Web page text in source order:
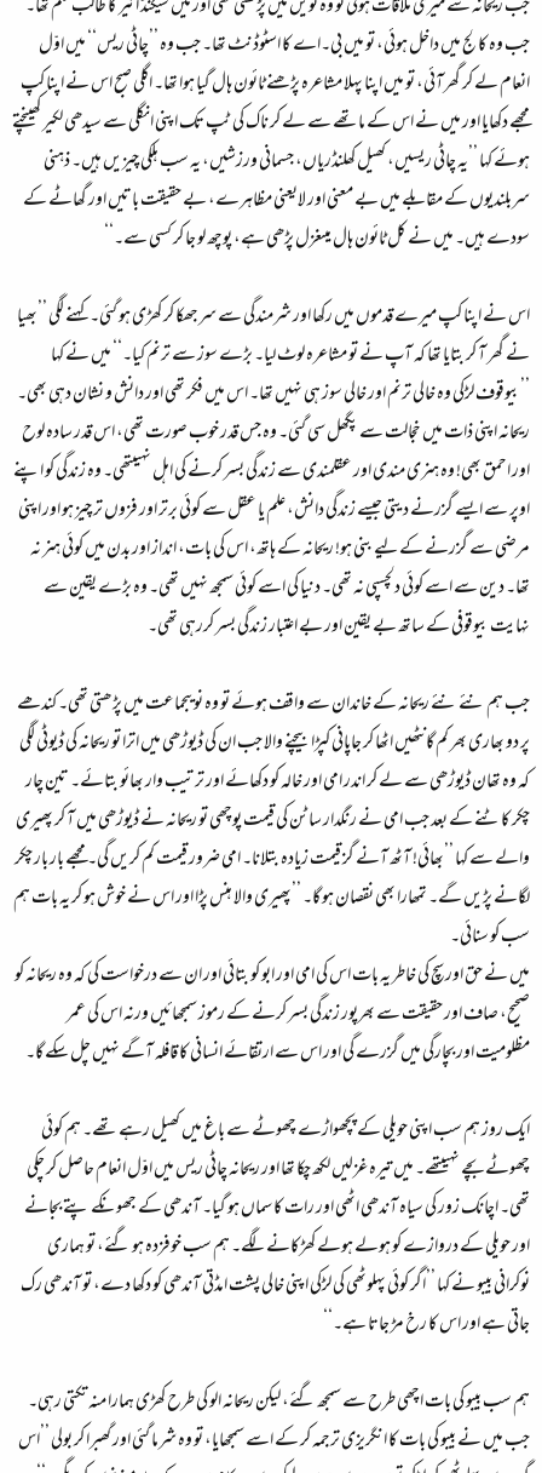
جب ریحانہ سے میری ملاقات ہوئی تو وہ نویں میں پڑھتی تھی اور میں سیکنڈ ائیر کا طالب علم تھا۔
جب وہ کالج میں داخل ہوئی، تو میں بی۔اے کا اسٹوڈنٹ تھا۔ جب وہ ’’چاٹی ریس‘‘ میں اوّل
انعام لے کر گھرآئی، تو میں اپنا پہلا مشاعرہ پڑھنے ٹائون ہال گیا ہوا تھا۔ اگلی صبح اس نے اپنا کپ
مجھے دکھایا اور میں نے اس کے ماتھے سے لے کر ناک کی ٹپ تک اپنی انگلی سے سیدھی لکیر کھینچتے
ہوئے کہا ’’یہ چاٹی ریسیں، کھیل کھلنڈریاں، جسمانی ورزشیں، یہ سب ہلکی چیزیں ہیں۔ ذہنی
سربلندیوں کے مقابلے میں بے معنی اور لایعنی مظاہرے، بے حقیقت باتیں اور گھاٹے کے
سودے ہیں۔ میں نے کل ٹائون ہال میںغزل پڑھی ہے، پوچھ لو جا کر کسی سے۔‘‘
اس نے اپنا کپ میرے قدموں میں رکھا اور شرمندگی سے سرجھکا کر کھڑی ہو گئی۔ کہنے لگی ’’بھیا
نے گھر آ کر بتایا تھا کہ آپ نے تو مشاعرہ لوٹ لیا۔ بڑے سوز سے ترنم کیا۔‘‘ میں نے کہا
’’بیوقوف لڑکی وہ خالی ترنم اور خالی سوز ہی نہیں تھا۔ اس میں فکر تھی اور دانش و نشان دہی بھی۔
ریحانہ اپنی ذات میں خجالت سے پگھل سی گئی۔ وہ جس قدر خوب صورت تھی، اس قدر سادہ لوح
اور احمق بھی! وہ ہنری مندی اور عقلمندی سے زندگی بسر کرنے کی اہل نہیںتھی۔ وہ زندگی کو اپنے
اوپر سے ایسے گزرنے دیتی جیسے زندگی دانش، علم یا عقل سے کوئی برتر اور فزوں تر چیز ہو اور اپنی
مرضی سے گزرنے کے لیے بنی ہو! ریحانہ کے ہاتھ، اس کی بات، انداز اور بدن میں کوئی ہنر نہ
تھا۔ دین سے اسے کوئی دلچسپی نہ تھی۔ دنیا کی اسے کوئی سمجھ نہیں تھی۔ وہ بڑے یقین سے
نہایت بیوقوفی کے ساتھ بے یقین اور بے اعتبار زندگی بسر کررہی تھی۔
جب ہم نئے نئے ریحانہ کے خاندان سے واقف ہوئے تو وہ نویںجماعت میں پڑھتی تھی۔ کندھے
پر دو بھاری بھر کم گانٹھیں اٹھا کر جاپانی کپڑا بیچنے والا جب ان کی ڈیوڑھی میں اترا تو ریحانہ کی ڈیوٹی لگی
کہ وہ تھان ڈیوڑھی سے لے کر اندر امی اور خالہ کو دکھائے اور ترتیب وار بھائو بتائے۔ تین چار
چکر کاٹنے کے بعد جب امی نے رنگدار ساٹن کی قیمت پوچھی تو ریحانہ نے ڈیوڑھی میں آ کر پھیری
والے سے کہا ’’بھائی! آٹھ آنے گز قیمت زیادہ بتلانا۔ امی ضرور قیمت کم کریں گی۔ مجھے بار بار چکر
لگانے پڑیں گے۔ تمھارا بھی نقصان ہو گا۔ ’’پھیری والا ہنس پڑا اور اس نے خوش ہو کر یہ بات ہم
سب کو سنائی۔
میں نے حق اور سچ کی خاطر یہ بات اس کی امی اور ابو کو بتائی اور ان سے درخواست کی کہ وہ ریحانہ کو
صحیح، صاف اور حقیقت سے بھرپور زندگی بسر کرنے کے رموز سمجھائیں ورنہ اس کی عمر
مظلومیت اور بچارگی میں گزرے گی اور اس سے ارتقائے انسانی کا قافلہ آگے نہیں چل سکے گا۔
ایک روز ہم سب اپنی حویلی کے پچھواڑے چھوٹے سے باغ میں کھیل رہے تھے۔ ہم کوئی
چھوٹے بچے نہیںتھے۔ میں تیرہ غزلیں لکھ چکا تھا اور ریحانہ چاٹی ریس میں اوّل انعام حاصل کر چکی
تھی۔ اچانک زور کی سیاہ آندھی اٹھی اور رات کا سماں ہو گیا۔ آندھی کے جھونکے پتے بجانے
اور حویلی کے دروازے کو ہولے ہولے کھڑکانے لگے۔ ہم سب خوفزدہ ہو گئے، تو ہماری
نوکرانی بیبو نے کہا ’’اگر کوئی پہلوٹھی کی لڑکی اپنی خالی پشت امڈتی آندھی کو دکھا دے، تو آندھی رک
جاتی ہے اور اس کا رخ مڑ جاتا ہے۔‘‘
ہم سب بیبو کی بات اچھی طرح سے سمجھ گئے، لیکن ریحانہ الو کی طرح کھڑی ہمارا منہ تکتی رہی۔
جب میں نے بیبو کی بات کا انگریزی ترجمہ کر کے اسے سمجھایا، تو وہ شرما گئی اور گھبرا کر بولی ’’اس